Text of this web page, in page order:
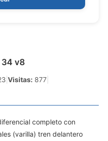
v8
Visitas: 877
completo con
(varilla) tren delantero